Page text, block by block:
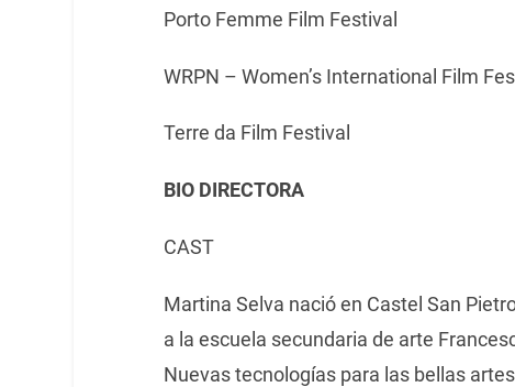
Porto Femme Film Festival
WRPN – Women’s International Film
Terre da Film Festival
BIO DIRECTORA
CAST
Martina Selva nació en Castel San
a la escuela secundaria de arte
Nuevas tecnologías para las bellas